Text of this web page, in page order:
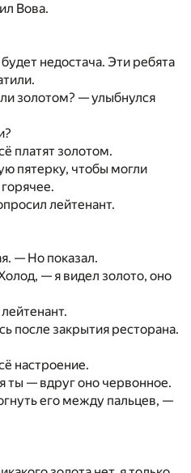
Вова.
недостача. Эти ребята
золотом? — улыбнулся
платят золотом.
пятерку, чтобы могли
лейтенант.
— Но показал.
— я видел золото, оно
после закрытия ресторана.
настроение.
ты — вдруг оно червонное.
его между пальцев, —